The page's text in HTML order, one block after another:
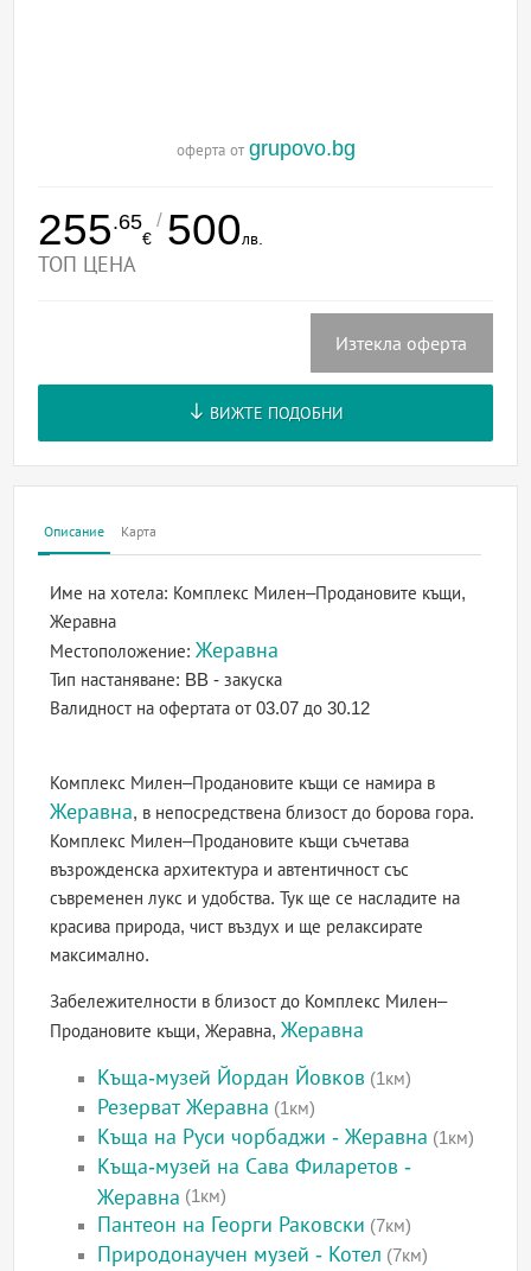
оферта от grupovo.bg
255.65
€
/ 500лв.
ТОП ЦЕНА
Изтекла оферта
ВИЖТЕ ПОДОБНИ
Описание Карта
Име на хотела: Комплекс Милен–Продановите къщи,
Жеравна
Местоположение: Жеравна
Тип настаняване: BB - закуска
Валидност на офертатаот 03.07 до 30.12
Комплекс Милен–Продановите къщи се намира в
Жеравна, в непосредствена близост до борова гора.
Комплекс Милен–Продановите къщи съчетава
възрожденска архитектура и автентичност със
съвременен лукс и удобства. Тук ще се насладите на
красива природа, чист въздух и ще релаксирате
максимално.
Забележителности в близост до Комплекс Милен–
Продановите къщи, Жеравна, Жеравна
Къща-музей Йордан Йовков (1км)
Резерват Жеравна (1км)
Къща на Руси чорбаджи - Жеравна (1км)
Къща-музей на Сава Филаретов -
Жеравна (1км)
Пантеон на Георги Раковски (7км)
Природонаучен музей - Котел (7км)